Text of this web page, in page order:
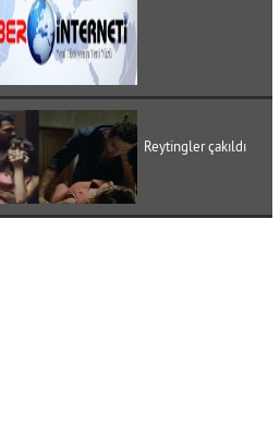
Reytingler çakıldı